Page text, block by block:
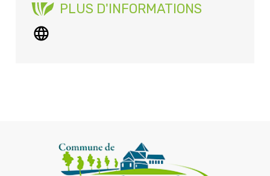
PLUS D'INFORMATIONS